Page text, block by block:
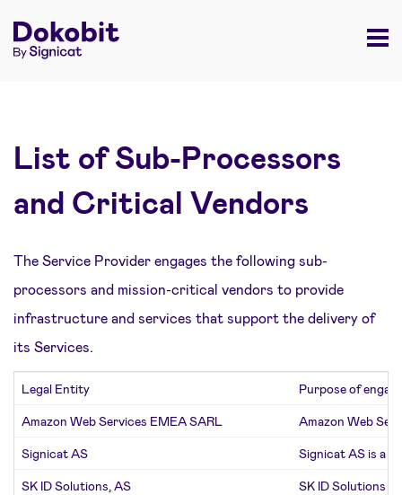
List of Sub-Processors
and Critical Vendors
The Service Provider engages the following sub-
processors and mission-critical vendors to provide
infrastructure and services that support the delivery of
its Services.
Legal Entity Purpose of
Amazon Web Services EMEA SARL Amazon Web
Signicat AS Signicat AS is a
SK ID Solutions, AS SK ID Solutions